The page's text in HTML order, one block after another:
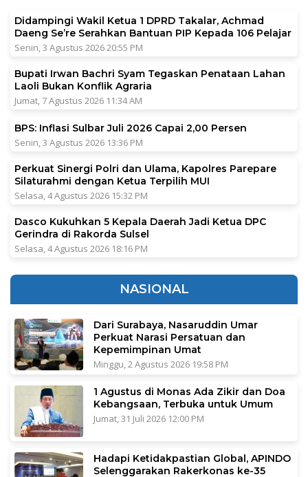
Didampingi Wakil Ketua 1 DPRD Takalar, Achmad
Daeng Se’re Serahkan Bantuan PIP Kepada 106 Pelajar
Senin, 3 Agustus 2026 20:55 PM
Bupati Irwan Bachri Syam Tegaskan Penataan Lahan
Laoli Bukan Konflik Agraria
Jumat, 7 Agustus 2026 11:34 AM
BPS: Inflasi Sulbar Juli 2026 Capai 2,00 Persen
Senin, 3 Agustus 2026 13:36 PM
Perkuat Sinergi Polri dan Ulama, Kapolres Parepare
Silaturahmi dengan Ketua Terpilih MUI
Selasa, 4 Agustus 2026 15:32 PM
Dasco Kukuhkan 5 Kepala Daerah Jadi Ketua DPC
Gerindra di Rakorda Sulsel
Selasa, 4 Agustus 2026 18:16 PM
NASIONAL
Dari Surabaya, Nasaruddin Umar
Perkuat Narasi Persatuan dan
Kepemimpinan Umat
Minggu, 2 Agustus 2026 19:58 PM
1 Agustus di Monas Ada Zikir dan Doa
Kebangsaan, Terbuka untuk Umum
Jumat, 31 Juli 2026 12:00 PM
Hadapi Ketidakpastian Global, APINDO
Selenggarakan Rakerkonas ke-35